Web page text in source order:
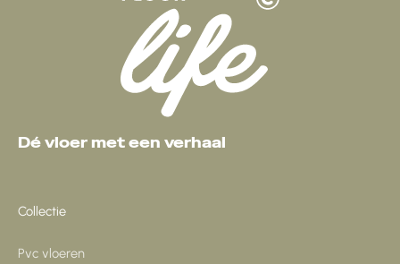
Dé vloer met een verhaal
Collectie
Pvc vloeren